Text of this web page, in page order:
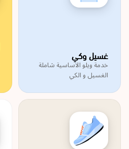
غسيل وكي
خدمة ويلو الاساسية شاملة
الغسيل و الكي